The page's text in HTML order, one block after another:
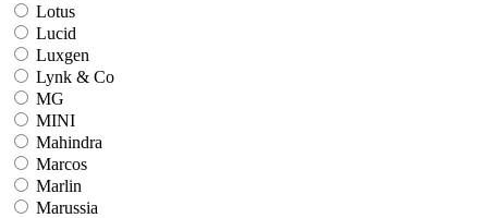
Lotus
Lucid
Luxgen
Lynk & Co
MG
MINI
Mahindra
Marcos
Marlin
Marussia